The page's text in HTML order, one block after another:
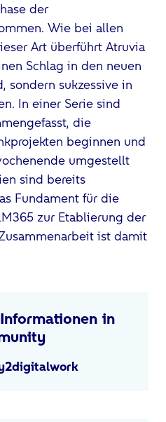
der
Wie bei allen
Art überführt Atruvia
Schlag in den neuen
sondern sukzessive in
In einer Serie sind
die
beginnen und
umgestellt
sind bereits
Fundament für die
zur Etablierung der
ist damit
in